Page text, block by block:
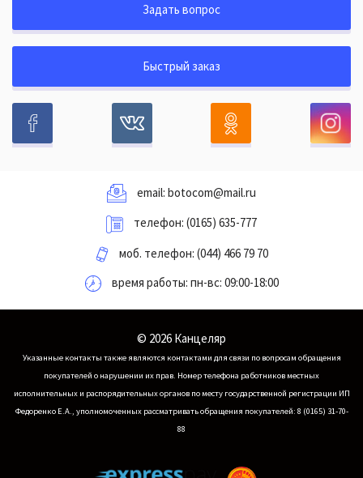
Задать вопрос
Быстрый заказ
email: botocom@mail.ru
телефон: (0165) 635-777
моб. телефон: (044) 466 79 70
время работы: пн-вс: 09:00-18:00
© 2026 Канцеляр
Указанные контакты также являются контактами для связи по вопросам обращения
покупателей о нарушении их прав. Номер телефона работников местных
исполнительных и распорядительных органов по месту государственной регистрации ИП
Федоренко Е.А., уполномоченных рассматривать обращения покупателей: 8 (0165) 31-70-
88